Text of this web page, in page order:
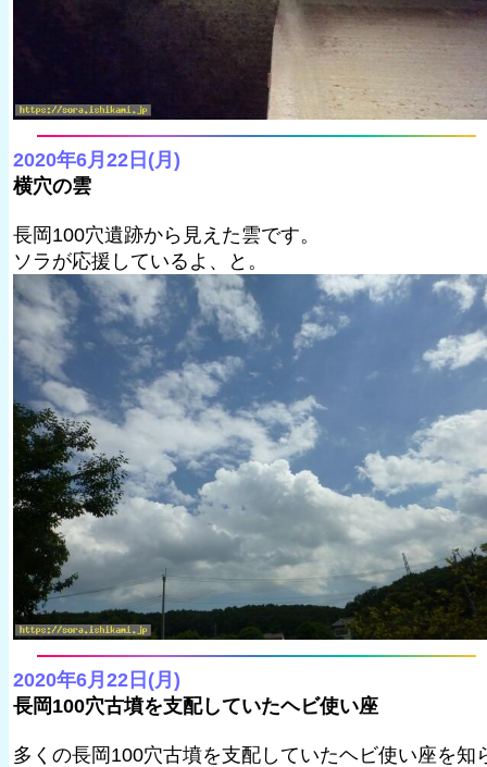
2020年6月22日(月)
横穴の雲
長岡100穴遺跡から見えた雲です。
ソラが応援しているよ、と。
2020年6月22日(月)
長岡100穴古墳を支配していたヘビ使い座
多くの長岡100穴古墳を支配していたヘビ使い座を知